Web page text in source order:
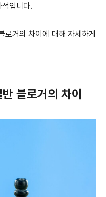
입니다.
로거의 차이에 대해 자세하게
블로거의 차이